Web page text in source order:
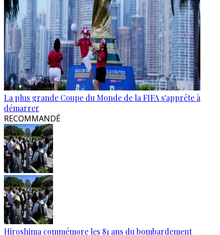
La plus grande Coupe du Monde de la FIFA s'apprête à
démarrer
RECOMMANDÉ
Hiroshima commémore les 81 ans du bombardement